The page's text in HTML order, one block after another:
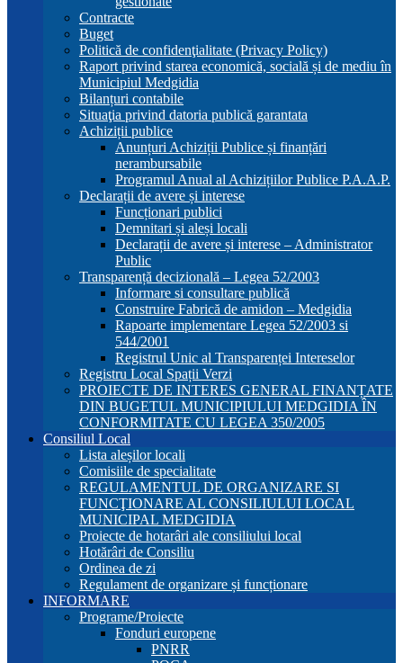
Contracte
Buget
Politică de confidenţialitate (Privacy Policy)
Raport privind starea economică, socială și de mediu în
Municipiul Medgidia
Bilanțuri contabile
Situaţia privind datoria publică garantata
Achiziții publice
Anunțuri Achiziții Publice și finanțări
nerambursabile
Programul Anual al Achizițiilor Publice P.A.A.P.
Declarații de avere și interese
Funcționari publici
Demnitari și aleși locali
Declarații de avere și interese – Administrator
Public
Transparență decizională – Legea 52/2003
Informare si consultare publică
Construire Fabrică de amidon – Medgidia
Rapoarte implementare Legea 52/2003 si
544/2001
Registrul Unic al Transparenței Intereselor
Registru Local Spații Verzi
PROIECTE DE INTERES GENERAL FINANȚATE
DIN BUGETUL MUNICIPIULUI MEDGIDIA ÎN
CONFORMITATE CU LEGEA 350/2005
Consiliul Local
Lista aleșilor locali
Comisiile de specialitate
REGULAMENTUL DE ORGANIZARE SI
FUNCŢIONARE AL CONSILIULUI LOCAL
MUNICIPAL MEDGIDIA
Proiecte de hotarâri ale consiliului local
Hotărâri de Consiliu
Ordinea de zi
Regulament de organizare și funcționare
INFORMARE
Programe/Proiecte
Fonduri europene
PNRR